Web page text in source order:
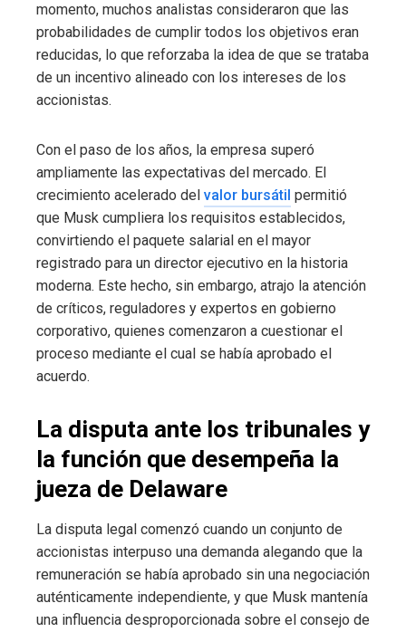
momento, muchos analistas consideraron que las
probabilidades de cumplir todos los objetivos eran
reducidas, lo que reforzaba la idea de que se trataba
de un incentivo alineado con los intereses de los
accionistas.
Con el paso de los años, la empresa superó
ampliamente las expectativas del mercado. El
crecimiento acelerado del valor bursátil permitió
que Musk cumpliera los requisitos establecidos,
convirtiendo el paquete salarial en el mayor
registrado para un director ejecutivo en la historia
moderna. Este hecho, sin embargo, atrajo la atención
de críticos, reguladores y expertos en gobierno
corporativo, quienes comenzaron a cuestionar el
proceso mediante el cual se había aprobado el
acuerdo.
La disputa ante los tribunales y
la función que desempeña la
jueza de Delaware
La disputa legal comenzó cuando un conjunto de
accionistas interpuso una demanda alegando que la
remuneración se había aprobado sin una negociación
auténticamente independiente, y que Musk mantenía
una influencia desproporcionada sobre el consejo de